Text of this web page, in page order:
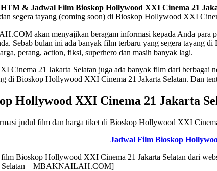
& Jadwal Film Bioskop Hollywood XXI Cinema 21
segera tayang (coming soon) di Bioskop Hollywood XXI
akan menyajikan beragam informasi kepada Anda para
Sebab bulan ini ada banyak film terbaru yang segera
perang, action, fiksi, superhero dan masih banyak lagi.
Cinema 21 Jakarta Selatan juga ada banyak film dari
di Bioskop Hollywood XXI Cinema 21 Jakarta Selatan. Dan
Hollywood XXI Cinema 21 Jakarta
judul film dan harga tiket di Bioskop Hollywood XXI
Jadwal Film Bioskop
film Bioskop Hollywood XXI Cinema 21 Jakarta Selatan dari
Selatan – MBAKNAILAH.COM]